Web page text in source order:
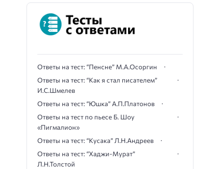
Ответы на тест: “Пенсне” М.А.Осоргин
Ответы на тест: “Как я стал писателем”
И.С.Шмелев
Ответы на тест: “Юшка” А.П.Платонов
Ответы на тест по пьесе Б. Шоу
«Пигмалион»
Ответы на тест: “Кусака” Л.Н.Андреев
Ответы на тест: “Хаджи-Мурат”
Л.Н.Толстой